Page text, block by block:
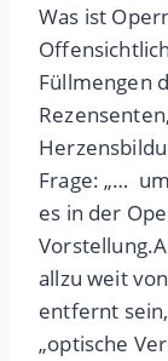
Was ist
Füllmengen
Frage: „…
es in der
allzu weit
entfernt
„optische